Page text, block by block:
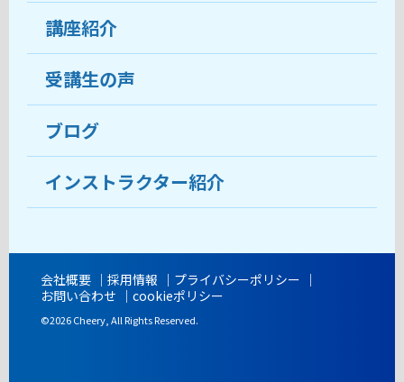
受講生の声
おすすめ・人気の講座
目的から講座を探す
教室ブログ
開講時間
ココがおすすめ
料金
受講までの流れ
よくあるご質問
講座紹介
受講生の声
ブログ
インストラクター紹介
会社概要 採用情報
プライバシーポリシー
お問い合わせ
cookieポリシー
©2026 Cheery, All Rights Reserved.